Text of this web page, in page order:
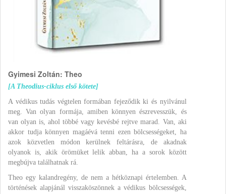
Gyimesi Zoltán: Theo
[A Theodius-ciklus első kötete]
A védikus tudás végtelen formában fejeződik ki és nyilvánul
meg. Van olyan formája, amiben könnyen észrevesszük, és
van olyan is, ahol többé vagy kevésbé rejtve marad. Van, aki
akkor tudja könnyen magáévá tenni ezen bölcsességeket, ha
azok közvetlen módon kerülnek feltárásra, de akadnak
olyanok is, akik örömüket lelik abban, ha a sorok között
megbújva találhatnak rá.
Theo egy kalandregény, de nem a hétköznapi értelemben. A
történések alapjánál visszaköszönnek a védikus bölcsességek,